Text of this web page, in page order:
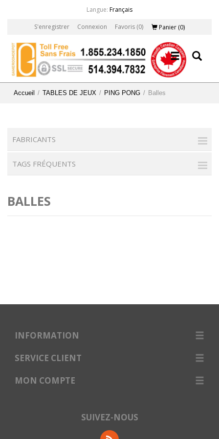
Langue: Français
S'enregistrer Connexion Favoris (0) Panier (0)
Accueil / TABLES DE JEUX / PING PONG / Balles
FABRICANTS
TAGS FRÉQUENTS
BALLES
INFORMATION
SERVICE CLIENT
MON COMPTE
SUIVEZ-NOUS